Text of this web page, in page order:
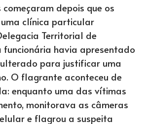
depois que os
clínica particular
Territorial de
havia apresentado
para justificar uma
O flagrante aconteceu de
enquanto uma das vítimas
monitorava as câmeras
e flagrou a suspeita